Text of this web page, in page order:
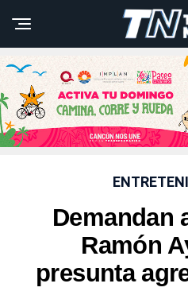
Demandan
Ramón
presunta